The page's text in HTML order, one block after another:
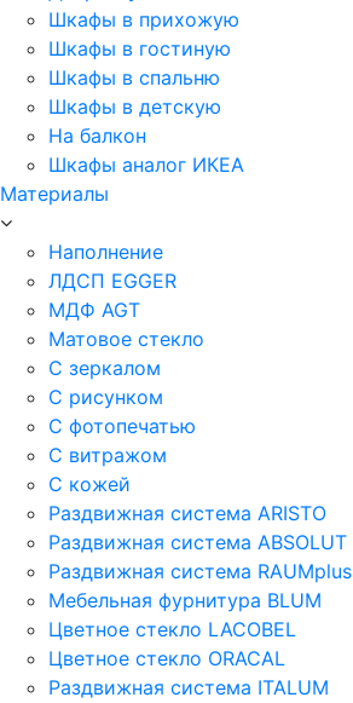
Шкафы в прихожую
Шкафы в гостиную
Шкафы в спальню
Шкафы в детскую
На балкон
Шкафы аналог ИКЕА
Материалы
Наполнение
ЛДСП EGGER
МДФ AGT
Матовое стекло
С зеркалом
С рисунком
С фотопечатью
С витражом
С кожей
Раздвижная система ARISTO
Раздвижная система ABSOLUT
Раздвижная система RAUMplus
Мебельная фурнитура BLUM
Цветное стекло LACOBEL
Цветное стекло ORACAL
Раздвижная система ITALUM